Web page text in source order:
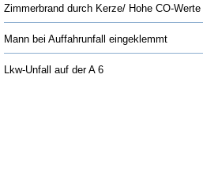
Zimmerbrand durch Kerze/ Hohe CO-
Mann bei Auffahrunfall eingeklemmt
Lkw-Unfall auf der A 6